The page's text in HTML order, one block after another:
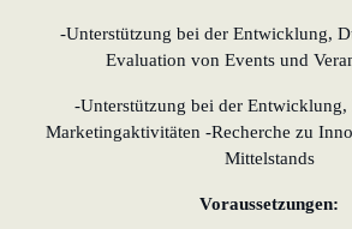
-Unterstützung bei der Entwicklung,
Evaluation von Events und
-Unterstützung bei der
Marketingaktivitäten -Recherche zu
Mittelstands
Voraussetzungen: